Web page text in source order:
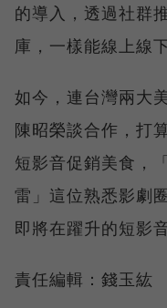
的導入，透過社群
庫，一樣能線上線
如今，連台灣兩大
陳昭榮談合作，打
短影音促銷美食，
雷」這位熟悉影劇
即將在躍升的短影
責任編輯：錢玉紘